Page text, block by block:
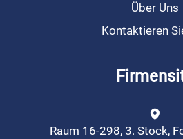
Über Uns
Kontaktieren
Raum 16-298, 3. Stock,